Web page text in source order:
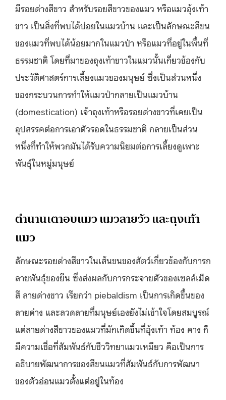
มีรอยด่างสีขาว สำหรับรอยสีขาวของแมว หรือแมวอุ้งเท้า
ขาว เป็นสิ่งที่พบได้บ่อยในแมวบ้าน และเป็นลักษณะสีขน
ของแมวที่พบได้น้อยมากในแมวป่า หรือแมวที่อยู่ในพื้นที่
ธรรมชาติ โดยที่มาของถุงเท้าขาวในแมวนั้นเกี่ยวข้องกับ
ประวัติศาสตร์การเลี้ยงแมวของมนุษย์ ซึ่งเป็นส่วนหนึ่ง
ของกระบวนการทำให้แมวป่ากลายเป็นแมวบ้าน
(domestication) เจ้าถุงเท้าหรือรอยด่างขาวที่เคยเป็น
อุปสรรคต่อการเอาตัวรอดในธรรมชาติ กลายเป็นส่วน
หนึ่งที่ทำให้พวกมันได้รับความนิยมต่อการเลี้ยงดูเพาะ
พันธุ์ในหมู่มนุษย์
ตำนานเตาอบแมว แมวลายวัว และถุงเท้า
แมว
ลักษณะรอยด่างสีขาวในเส้นขนของสัตว์เกี่ยวข้องกับการก
ลายพันธุ์ของยีน ซึ่งส่งผลกับการกระจายตัวของเซลล์เม็ด
สี ลายด่างขาว เรียกว่า piebaldism เป็นการเกิดขึ้นของ
ลายด่าง และลวดลายที่มนุษย์เองยังไม่เข้าใจโดยสมบูรณ์
แต่ลายด่างสีขาวของแมวที่มักเกิดขึ้นที่อุ้งเท้า ท้อง คาง ก็
มีความเชื่อที่สัมพันธ์กับชีววิทยาแมวเหมียว คือเป็นการ
อธิบายพัฒนาการของสีขนแมวที่สัมพันธ์กับการพัฒนา
ของตัวอ่อนแมวตั้งแต่อยู่ในท้อง